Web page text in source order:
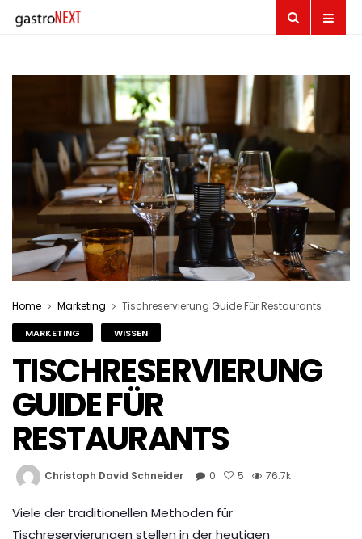
Home Marketing Tischreservierung Guide Für Restaurants
MARKETING WISSEN
TISCHRESERVIERUNG
GUIDE FÜR
RESTAURANTS
Christoph David Schneider 0 5 76.7k
Viele der traditionellen Methoden für
Tischreservierungen stellen in der heutigen